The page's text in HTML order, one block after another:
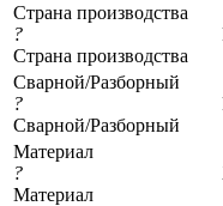
Страна производства
?
Страна производства
Сварной/Разборный
?
Сварной/Разборный
Материал
?
Материал